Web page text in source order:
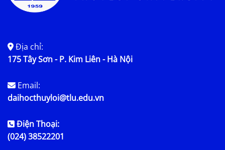
Địa chỉ:
175 Tây Sơn - P. Kim Liên - Hà Nội
Email:
daihocthuyloi@tlu.edu.vn
Điện Thoại:
(024) 38522201